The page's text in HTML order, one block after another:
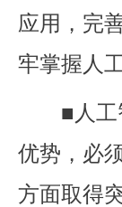
应用，完
牢掌握人
■人工智
优势，必
方面取得